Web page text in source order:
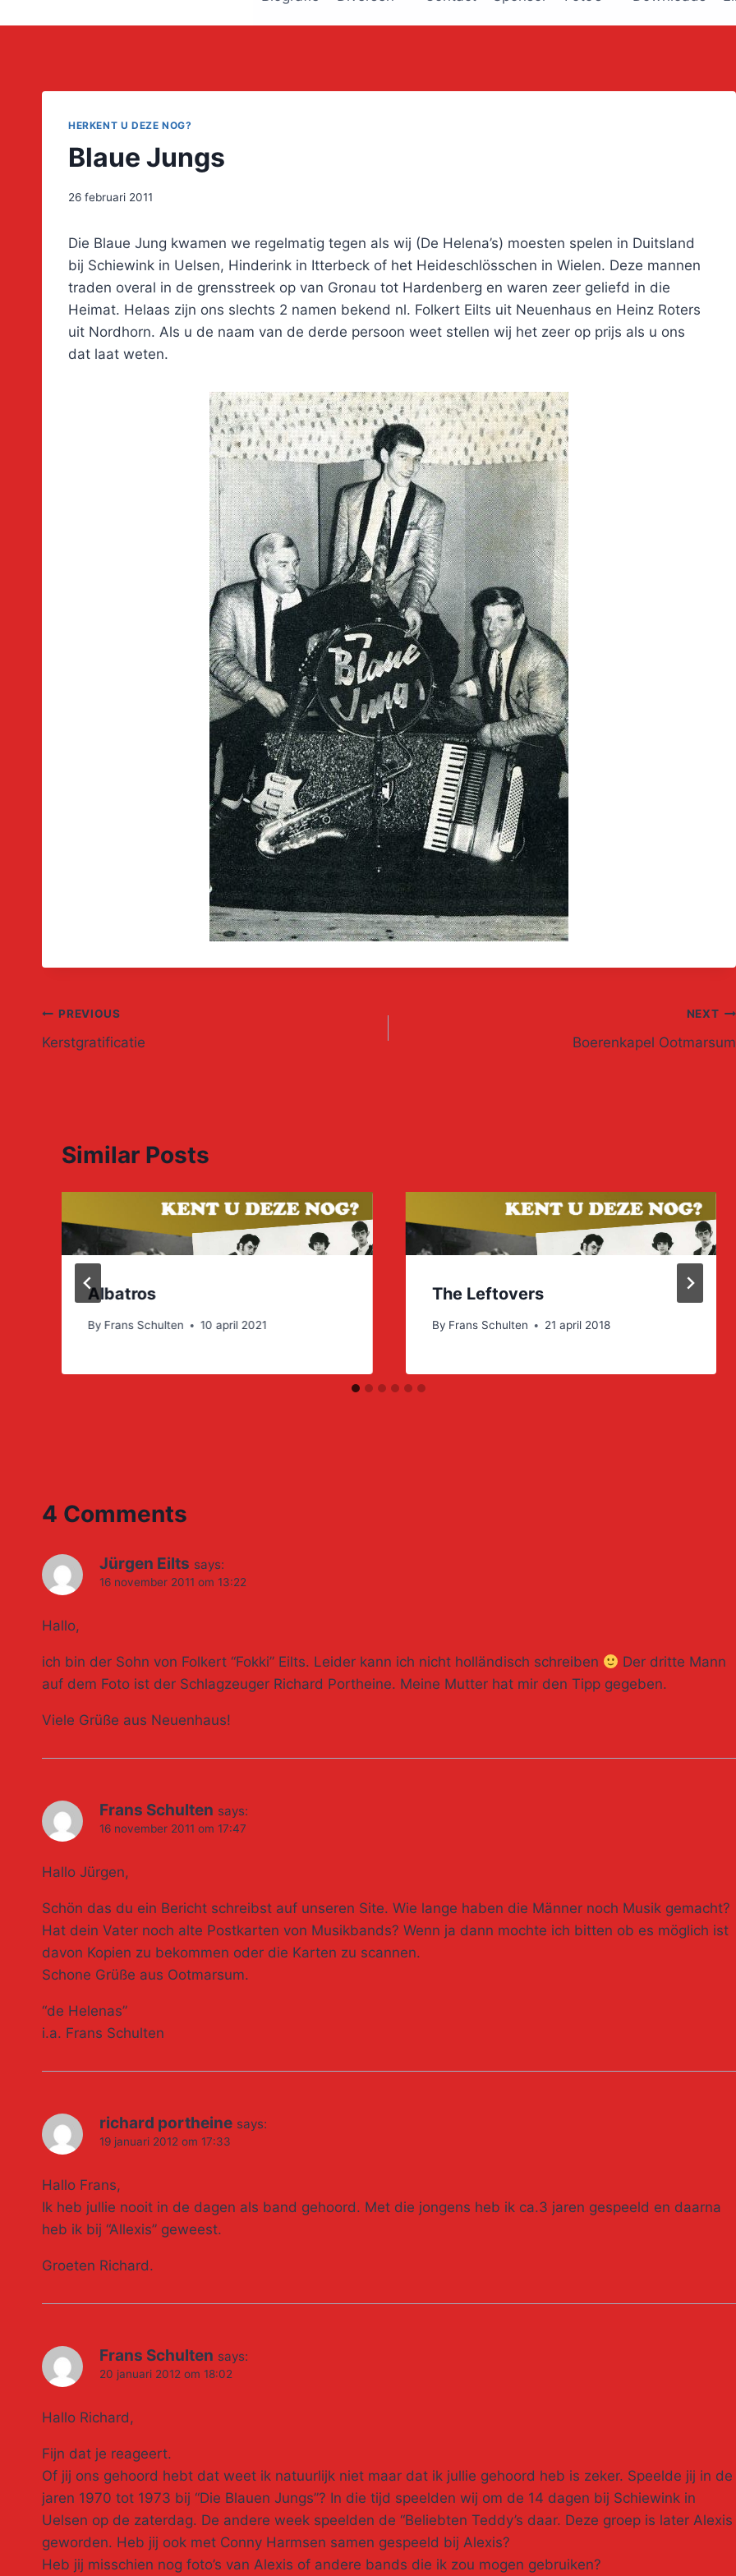
HERKENT U DEZE NOG?
Blaue Jungs
26 februari 2011
Die Blaue Jung kwamen we regelmatig tegen als wij (De Helena’s) moesten spelen in Duitsland
bij Schiewink in Uelsen, Hinderink in Itterbeck of het Heideschlösschen in Wielen. Deze mannen
traden overal in de grensstreek op van Gronau tot Hardenberg en waren zeer geliefd in die
Heimat. Helaas zijn ons slechts 2 namen bekend nl. Folkert Eilts uit Neuenhaus en Heinz Roters
uit Nordhorn. Als u de naam van de derde persoon weet stellen wij het zeer op prijs als u ons
dat laat weten.
Post
navigation
PREVIOUS
Kerstgratificatie
NEXT
Boerenkapel Ootmarsum
Similar Posts
Albatros
By Frans Schulten 10 april 2021
The Leftovers
By Frans Schulten 21 april 2018
4 Comments
Jürgen Eilts says:
16 november 2011 om 13:22
Hallo,
ich bin der Sohn von Folkert “Fokki” Eilts. Leider kann ich nicht holländisch schreiben
Der dritte Mann
auf dem Foto ist der Schlagzeuger Richard Portheine. Meine Mutter hat mir den Tipp gegeben.
Viele Grüße aus Neuenhaus!
Frans Schulten says:
16 november 2011 om 17:47
Hallo Jürgen,
Schön das du ein Bericht schreibst auf unseren Site. Wie lange haben die Männer noch Musik gemacht?
Hat dein Vater noch alte Postkarten von Musikbands? Wenn ja dann mochte ich bitten ob es möglich ist
davon Kopien zu bekommen oder die Karten zu scannen.
Schone Grüße aus Ootmarsum.
“de Helenas”
i.a. Frans Schulten
richard portheine says:
19 januari 2012 om 17:33
Hallo Frans,
Ik heb jullie nooit in de dagen als band gehoord. Met die jongens heb ik ca.3 jaren gespeeld en daarna
heb ik bij “Allexis” geweest.
Groeten Richard.
Frans Schulten says:
20 januari 2012 om 18:02
Hallo Richard,
Fijn dat je reageert.
Of jij ons gehoord hebt dat weet ik natuurlijk niet maar dat ik jullie gehoord heb is zeker. Speelde jij in de
jaren 1970 tot 1973 bij “Die Blauen Jungs”? In die tijd speelden wij om de 14 dagen bij Schiewink in
Uelsen op de zaterdag. De andere week speelden de “Beliebten Teddy’s daar. Deze groep is later Alexis
geworden. Heb jij ook met Conny Harmsen samen gespeeld bij Alexis?
Heb jij misschien nog foto’s van Alexis of andere bands die ik zou mogen gebruiken?